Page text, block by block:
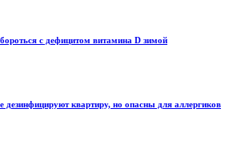
с дефицитом витамина D зимой
квартиру, но опасны для аллергиков